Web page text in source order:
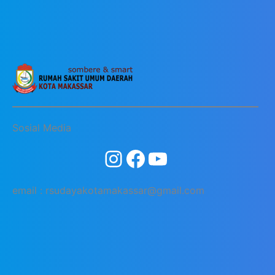
Sosial Media
email : rsudayakotamakassar@gmail.com